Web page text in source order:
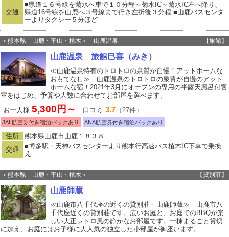
交通
■県道１６号線を菊水へ車で１０分程～菊水IC～菊水IC左へ降り、
県道16号線を山鹿へ３号線まで行き左折後３分程 ■山鹿バスセンタ
ーよりタクシー５分ほど
＜熊本県 山鹿・平山・植木＞ 山鹿温泉 【旅館】
山鹿温泉 旅館巳喜（みき）
≪山鹿温泉特有のトロトロの泉質が自慢！アットホームな
おもてなし≫ 山鹿温泉のトロトロの泉質が自慢のアット
ホームな宿！2021年3月にオープンの専用の半露天風呂付客
室をはじめ、予算や人数に合わせてお部屋を選べます。
お一人様 5,300円～ 口コミ 3.7 （27件）
JAL航空券付き宿泊パックあり ANA航空券付き宿泊パックあり
住所
熊本県山鹿市山鹿１８３８
交通
■博多駅・天神バスセンターより熊本行高速バス植木IC下車で乗換
え
＜熊本県 山鹿・平山・植木＞ 【貸別荘】
山鹿師蔵
≪山鹿市八千代座の近くの貸別荘－山鹿師蔵≫ 山鹿市八
千代座近くの貸別荘です。広いお庭と、お庭でのBBQが楽
しい大正レトロ風の静かなお部屋です。一棟まるごと貸切
に加え、お庭にはお子様に大人気の独立した小部屋が御座います。